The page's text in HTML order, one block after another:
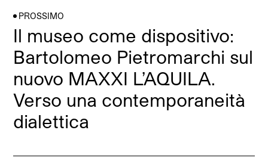
PROSSIMO
Il museo come dispositivo:
Bartolomeo Pietromarchi sul
nuovo MAXXI L’AQUILA.
Verso una contemporaneità
dialettica